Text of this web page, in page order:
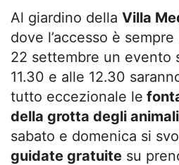
Al giardino della Villa
dove l’accesso è
22 settembre un evento
11.30 e alle 12.30
tutto eccezionale le
della grotta degli animali
sabato e domenica si
guidate gratuite su